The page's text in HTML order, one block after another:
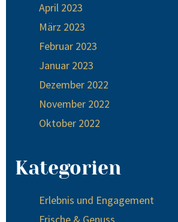
April 2023
März 2023
Februar 2023
Januar 2023
Dezember 2022
November 2022
Oktober 2022
Kategorien
Erlebnis und Engagement